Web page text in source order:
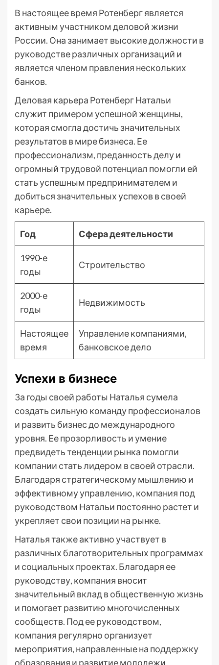
В настоящее время Ротенберг является
активным участником деловой жизни
России. Она занимает высокие должности в
руководстве различных организаций и
является членом правления нескольких
банков.
Деловая карьера Ротенберг Натальи
служит примером успешной женщины,
которая смогла достичь значительных
результатов в мире бизнеса. Ее
профессионализм, преданность делу и
огромный трудовой потенциал помогли ей
стать успешным предпринимателем и
добиться значительных успехов в своей
карьере.
Год Сфера деятельности
1990-е
годы
Строительство
2000-е
годы
Недвижимость
Настоящее
время
Управление компаниями,
банковское дело
Успехи в бизнесе
За годы своей работы Наталья сумела
создать сильную команду профессионалов
и развить бизнес до международного
уровня. Ее прозорливость и умение
предвидеть тенденции рынка помогли
компании стать лидером в своей отрасли.
Благодаря стратегическому мышлению и
эффективному управлению, компания под
руководством Натальи постоянно растет и
укрепляет свои позиции на рынке.
Наталья также активно участвует в
различных благотворительных программах
и социальных проектах. Благодаря ее
руководству, компания вносит
значительный вклад в общественную жизнь
и помогает развитию многочисленных
сообществ. Под ее руководством,
компания регулярно организует
мероприятия, направленные на поддержку
образования и развитие молодежи,